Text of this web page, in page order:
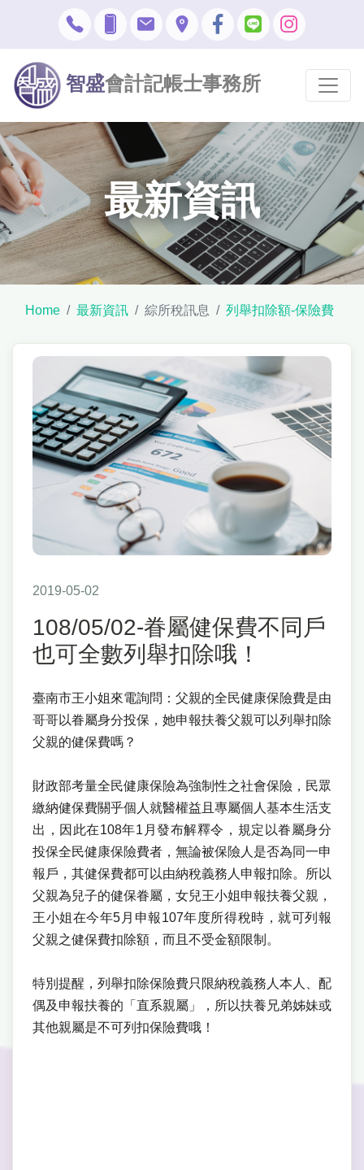
智盛會計記帳士事務所
最新資訊
Home 最新資訊 綜所稅訊息 列舉扣除額-保險費
2019-05-02
108/05/02-眷屬健保費不同戶
也可全數列舉扣除哦！
臺南市王小姐來電詢問：父親的全民健康保險費是由
哥哥以眷屬身分投保，她申報扶養父親可以列舉扣除
父親的健保費嗎？
財政部考量全民健康保險為強制性之社會保險，民眾
繳納健保費關乎個人就醫權益且專屬個人基本生活支
出，因此在108年1月發布解釋令，規定以眷屬身分
投保全民健康保險費者，無論被保險人是否為同一申
報戶，其健保費都可以由納稅義務人申報扣除。所以
父親為兒子的健保眷屬，女兒王小姐申報扶養父親，
王小姐在今年5月申報107年度所得稅時，就可列報
父親之健保費扣除額，而且不受金額限制。
特別提醒，列舉扣除保險費只限納稅義務人本人、配
偶及申報扶養的「直系親屬」，所以扶養兄弟姊妹或
其他親屬是不可列扣保險費哦！